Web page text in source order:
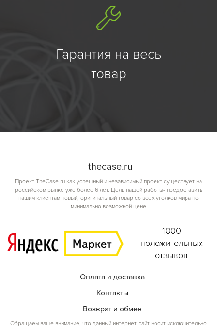
Гарантия на весь
товар
thecase.ru
Проект TheCase.ru как успешный и независимый проект существует на
российском рынке уже более 6 лет. Цель нашей работы- предоставить
нашим клиентам новый, оригинальный товар со всех уголков мира по
минимально возможной цене
1000
положительных
отзывов
Оплата и доставка
Контакты
Возврат и обмен
Обращаем ваше внимание, что данный интернет-сайт носит исключительно